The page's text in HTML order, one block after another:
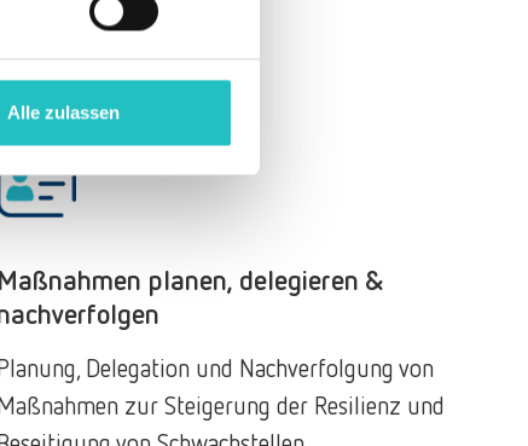
Alle zulassen
Maßnahmen planen, delegieren &
Delegation und Nachverfolgung von
zur Steigerung der Resilienz und